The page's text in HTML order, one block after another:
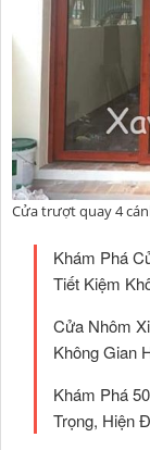
Cửa trượt quay 4
Khám Phá
Tiết Kiệm
Cửa Nhôm
Không Gian
Khám Phá
Trọng, Hiện